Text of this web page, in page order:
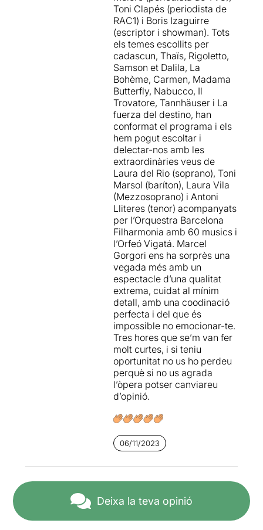
Toni Clapés (periodista de
RAC1) i Boris Izaguirre
(escriptor i showman). Tots
els temes escollits per
cadascun, Thaïs, Rigoletto,
Samson et Dalila, La
Bohème, Carmen, Madama
Butterfly, Nabucco, Il
Trovatore, Tannhäuser i La
fuerza del destino, han
conformat el programa i els
hem pogut escoltar i
delectar-nos amb les
extraordinàries veus de
Laura del Rio (soprano), Toni
Marsol (baríton), Laura Vila
(Mezzosoprano) i Antoni
Lliteres (tenor) acompanyats
per l’Orquestra Barcelona
Filharmonia amb 60 musics i
l’Orfeó Vigatá. Marcel
Gorgori ens ha sorprès una
vegada més amb un
espectacle d’una qualitat
extrema, cuidat al mínim
detall, amb una coodinació
perfecta i del que és
impossible no emocionar-te.
Tres hores que se’m van fer
molt curtes, i si teniu
oportunitat no us ho perdeu
perquè si no us agrada
l’òpera potser canviareu
d’opinió.
06/11/2023
Deixa la teva opinió